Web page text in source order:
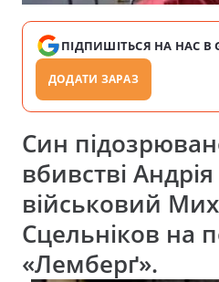
ПІДПИШІТЬСЯ НА НАС В
ДОДАТИ ЗАРАЗ
Син
вбивстві
військовий
Сцельніков на
«Лемберґ».